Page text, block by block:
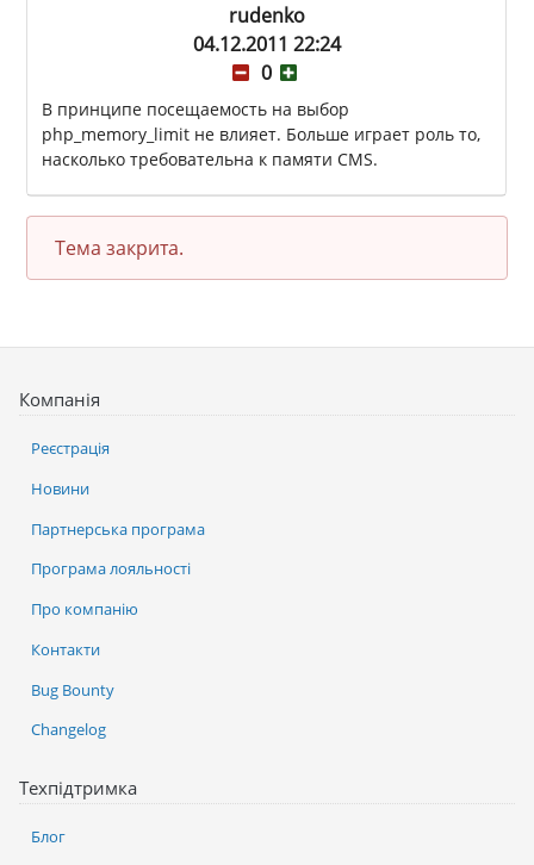
rudenko
04.12.2011 22:24
0
В принципе посещаемость на выбор
php_memory_limit не влияет. Больше играет роль то,
насколько требовательна к памяти CMS.
Тема закрита.
Компанія
Реєстрація
Новини
Партнерська програма
Програма лояльності
Про компанію
Контакти
Bug Bounty
Changelog
Техпідтримка
Блог